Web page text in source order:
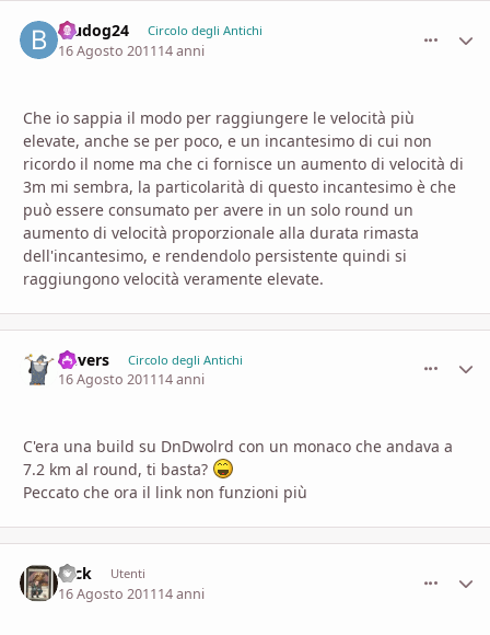
bludog24 Circolo degli Antichi
16 Agosto 201114 anni
Che io sappia il modo per raggiungere le velocità più
elevate, anche se per poco, e un incantesimo di cui non
ricordo il nome ma che ci fornisce un aumento di velocità di
3m mi sembra, la particolarità di questo incantesimo è che
può essere consumato per avere in un solo round un
aumento di velocità proporzionale alla durata rimasta
dell'incantesimo, e rendendolo persistente quindi si
raggiungono velocità veramente elevate.
Gevers Circolo degli Antichi
16 Agosto 201114 anni
C'era una build su DnDwolrd con un monaco che andava a
7.2 km al round, ti basta?
Peccato che ora il link non funzioni più
ceck Utenti
16 Agosto 201114 anni